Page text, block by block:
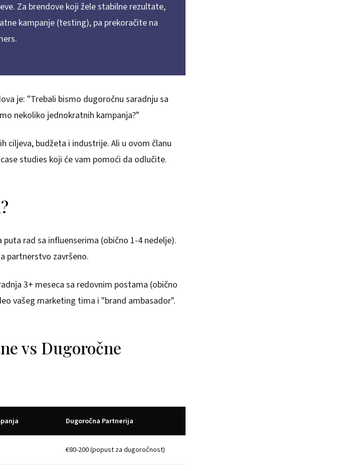
Za brendove koji žele stabilne rezultate,
kampanje (testing), pa prekoračite na
je: "Trebali bismo dugoročnu saradnju sa
nekoliko jednokratnih kampanja?"
ciljeva, budžeta i industrije. Ali u ovom članu
studies koji će vam pomoći da odlučite.
puta rad sa influenserima (obično 1-4 nedelje).
partnerstvo završeno.
3+ meseca sa redovnim postama (obično
vašeg marketing tima i "brand ambasador".
vs Dugoročne
Dugoročna Partnerija
€80-200 (popust za dugoročnost)